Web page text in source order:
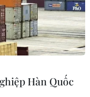
Hàn Quốc